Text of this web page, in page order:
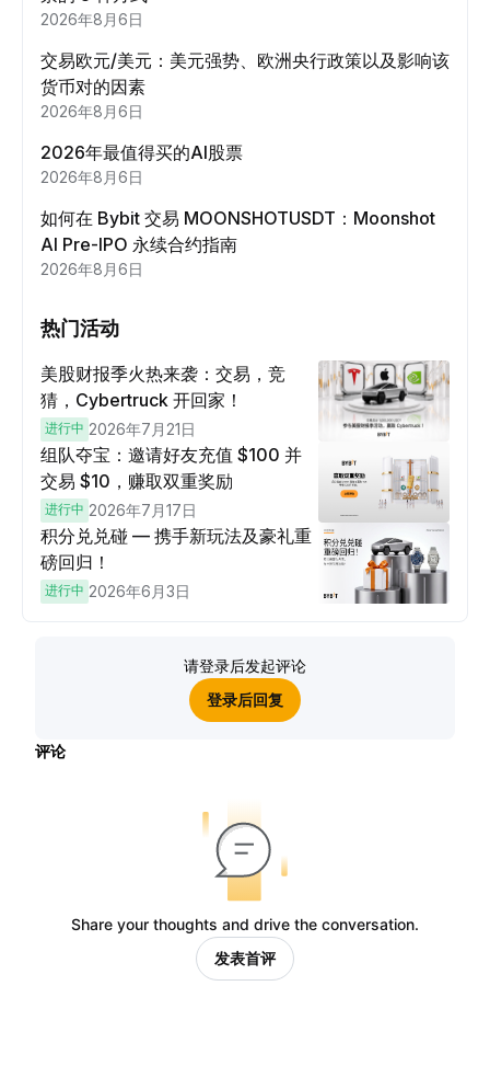
2026年8月6日
交易欧元/美元：美元强势、欧洲央行政策以及影响该
货币对的因素
2026年8月6日
2026年最值得买的AI股票
2026年8月6日
如何在 Bybit 交易 MOONSHOTUSDT：Moonshot
AI Pre-IPO 永续合约指南
2026年8月6日
热门活动
美股财报季火热来袭：交易，竞
猜，Cybertruck 开回家！
进行中 2026年7月21日
组队夺宝：邀请好友充值 $100 并
交易 $10，赚取双重奖励
进行中 2026年7月17日
积分兑兑碰 — 携手新玩法及豪礼重
磅回归！
进行中 2026年6月3日
请登录后发起评论
登录后回复
评论
Share your thoughts and drive the conversation.
发表首评